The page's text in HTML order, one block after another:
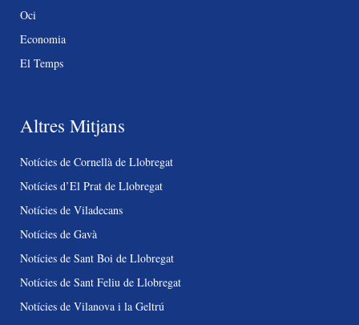
Oci
Economia
El Temps
Altres Mitjans
Notícies de Cornellà de Llobregat
Notícies d’El Prat de Llobregat
Notícies de Viladecans
Notícies de Gavà
Notícies de Sant Boi de Llobregat
Notícies de Sant Feliu de Llobregat
Notícies de Vilanova i la Geltrú